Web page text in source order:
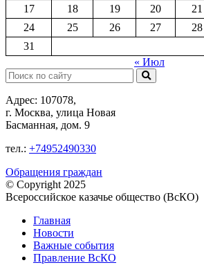
17
18 19 20 21
24
25 26 27 28
31
« Июл
Поиск:
Адрес: 107078,
г. Москва, улица Новая
Басманная, дом. 9
тел.: +74952490330
Обращения граждан
© Copyright 2025
Всероссийское казачье общество (ВсКО)
Главная
Новости
Важные события
Правление ВсКО